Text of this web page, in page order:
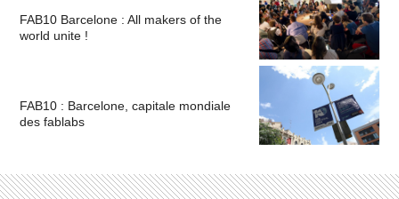
FAB10 Barcelone : All makers of the
world unite !
FAB10 : Barcelone, capitale mondiale
des fablabs